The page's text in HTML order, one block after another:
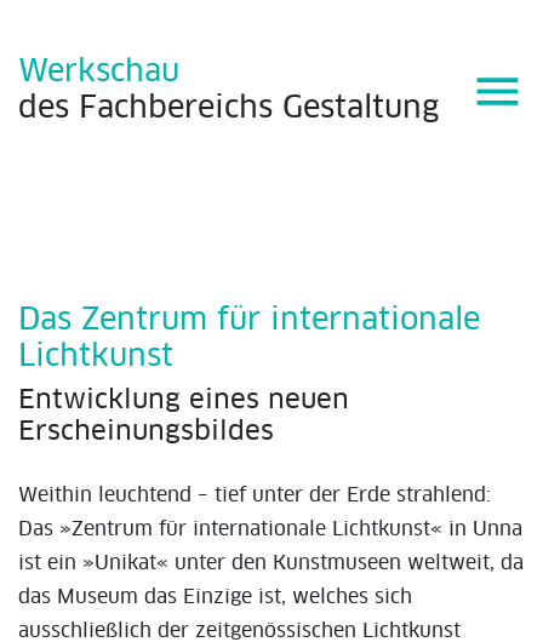
Werkschau
des Fachbereichs Gestaltung menu
Das Zentrum für internationale
Lichtkunst
Entwicklung eines neuen
Erscheinungsbildes
Weithin leuchtend – tief unter der Erde strahlend:
Das »Zentrum für internationale Lichtkunst« in Unna
ist ein »Unikat« unter den Kunstmuseen weltweit, da
das Museum das Einzige ist, welches sich
ausschließlich der zeitgenössischen Lichtkunst